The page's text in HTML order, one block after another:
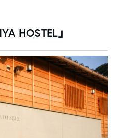
HOSTEL」